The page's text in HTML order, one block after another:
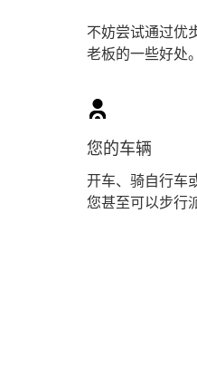
不妨尝试通过优
老板的一些好处。
您的车辆
开车、骑自行车
您甚至可以步行